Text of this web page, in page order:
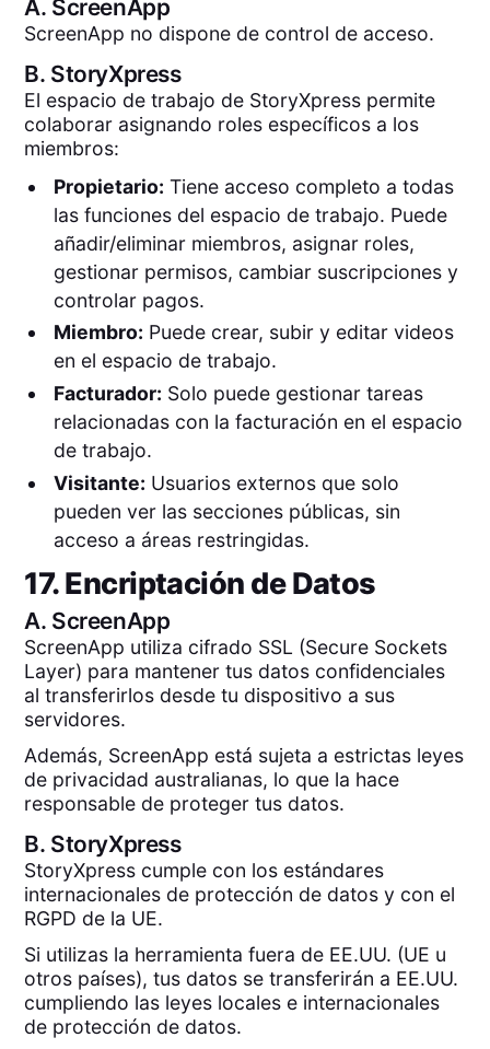
A. ScreenApp
ScreenApp no dispone de control de acceso.
B. StoryXpress
El espacio de trabajo de StoryXpress permite
colaborar asignando roles específicos a los
miembros:
Propietario: Tiene acceso completo a todas
las funciones del espacio de trabajo. Puede
añadir/eliminar miembros, asignar roles,
gestionar permisos, cambiar suscripciones y
controlar pagos.
Miembro: Puede crear, subir y editar videos
en el espacio de trabajo.
Facturador: Solo puede gestionar tareas
relacionadas con la facturación en el espacio
de trabajo.
Visitante: Usuarios externos que solo
pueden ver las secciones públicas, sin
acceso a áreas restringidas.
17. Encriptación de Datos
A. ScreenApp
ScreenApp utiliza cifrado SSL (Secure Sockets
Layer) para mantener tus datos confidenciales
al transferirlos desde tu dispositivo a sus
servidores.
Además, ScreenApp está sujeta a estrictas leyes
de privacidad australianas, lo que la hace
responsable de proteger tus datos.
B. StoryXpress
StoryXpress cumple con los estándares
internacionales de protección de datos y con el
RGPD de la UE.
Si utilizas la herramienta fuera de EE.UU. (UE u
otros países), tus datos se transferirán a EE.UU.
cumpliendo las leyes locales e internacionales
de protección de datos.